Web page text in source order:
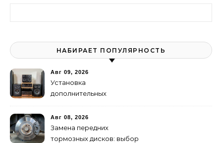
НАБИРАЕТ ПОПУЛЯРНОСТЬ
Авг 09, 2026
Установка
дополнительных
пошаговое руководство
Авг 08, 2026
Замена передних
тормозных дисков: выбор